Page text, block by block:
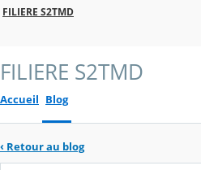
FILIERE S2TMD
FILIERE S2TMD
Accueil Blog
‹ Retour au blog